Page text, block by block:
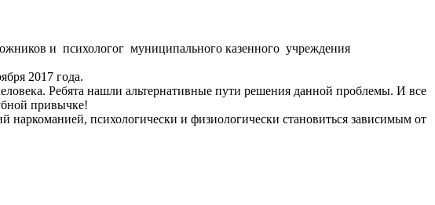
и психологог муниципального казенного учреждения
2017 года.
Ребята нашли альтернативные пути решения данной проблемы. И все
привычке!
психологически и физиологически становиться зависимым от